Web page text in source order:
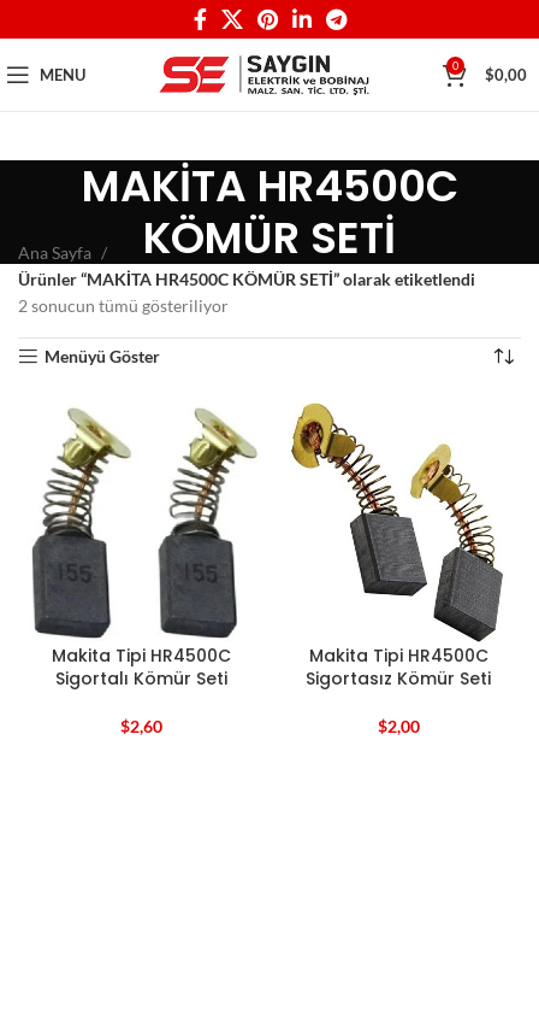
MENU 0 $0,00
MAKİTA HR4500C
KÖMÜR SETİ
Ana Sayfa
Ürünler “MAKİTA HR4500C KÖMÜR SETİ” olarak etiketlendi
2 sonucun tümü gösteriliyor
Menüyü Göster
Makita Tipi HR4500C
Sigortalı Kömür Seti
$2,60
Makita Tipi HR4500C
Sigortasız Kömür Seti
$2,00